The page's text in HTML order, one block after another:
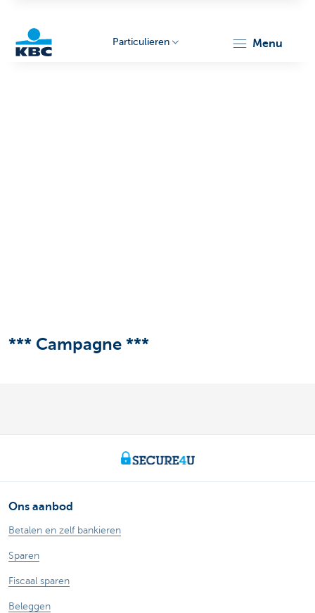
Particulieren menu
*** Campagne ***
Ons aanbod
Betalen en zelf bankieren
Sparen
Fiscaal sparen
Beleggen